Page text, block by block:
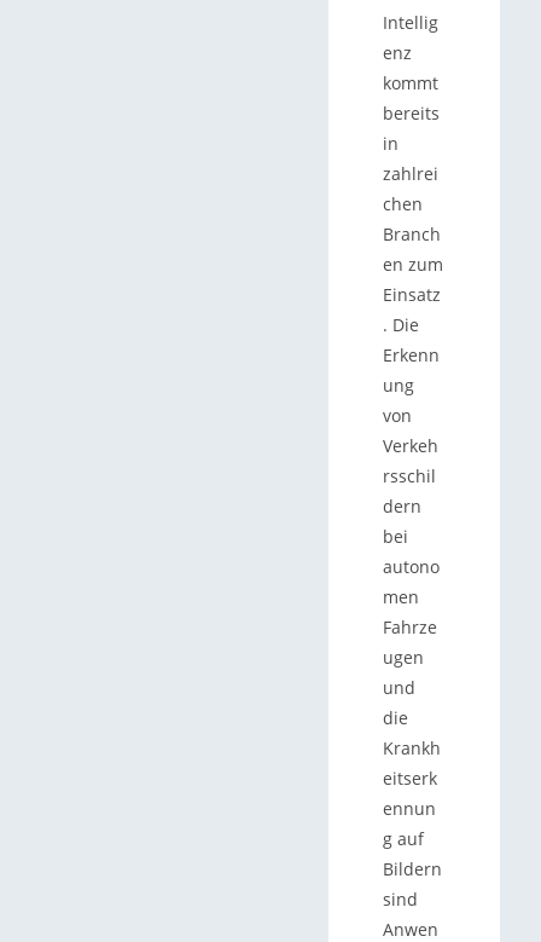
Intellig
enz
kommt
bereits
in
zahlrei
chen
Branch
en zum
Einsatz
. Die
Erkenn
ung
von
Verkeh
rsschil
dern
bei
autono
men
Fahrze
ugen
und
die
Krankh
eitserk
ennun
g auf
Bildern
sind
Anwen